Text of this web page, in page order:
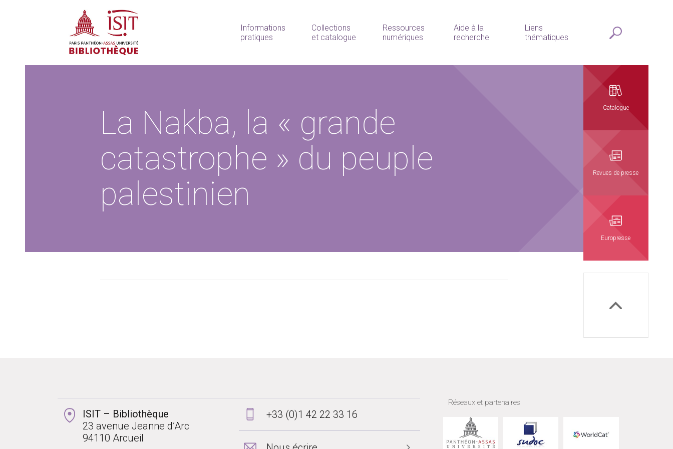
Informations
pratiques
Collections
et catalogue
Ressources
numériques
Aide à la
recherche
Liens
thématiques
La Nakba, la « grande
catastrophe » du peuple
palestinien
Catalogue
Revues de presse
Europresse
ISIT – Bibliothèque
23 avenue Jeanne d’Arc
94110 Arcueil
+33 (0)1 42 22 33 16
Réseaux et partenaires